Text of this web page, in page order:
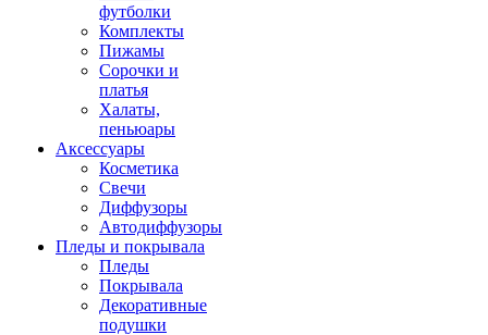
футболки
Комплекты
Пижамы
Сорочки и
платья
Халаты,
пеньюары
Аксессуары
Косметика
Свечи
Диффузоры
Автодиффузоры
Пледы и покрывала
Пледы
Покрывала
Декоративные
подушки